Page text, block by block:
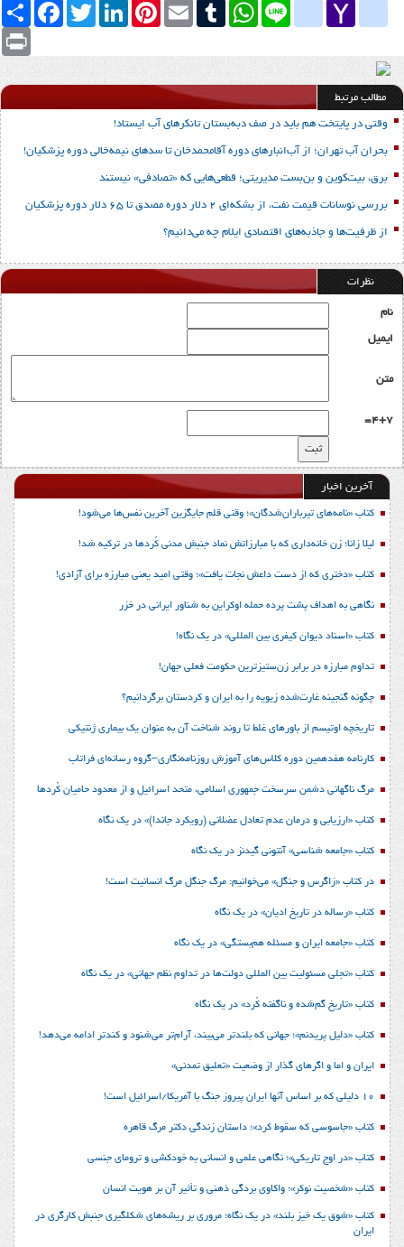
Facebook TwitterLinkedInPinterest Email TumblrWhatsApp Line
google_bookmarks
Yahoo
yahoo_messenger
Print
مطالب مرتبط
وقتی در پایتخت هم باید در صف دبه‌بستان تانکرهای آب ایستاد!
بحران آب تهران؛ از آب‌انبارهای دوره آقامحمدخان تا سدهای نیمه‌خالی دوره پزشکیان!
برق، بیت‌کوین و بن‌بست مدیریتی؛ قطعی‌هایی که «تصادفی» نیستند
بررسی نوسانات قیمت نفت، از بشکه‌ای 2 دلار دوره مصدق تا 65 دلار دوره پزشکیان
از ظرفیت‌ها و جاذبه‌های اقتصادی ایلام چه می‌دانیم؟
نظرات
نام
ایمیل
متن
4+7=
آخرین اخبار
کتاب «نامه‌های تیرباران‌شدگان»؛ وقتی قلم جایگزین آخرین نفس‌ها می‌شود!
لیلا زانا؛ زن خانه‌داری که با مبارزاتش نماد جنبش مدنی کُردها در ترکیه شد!
کتاب «دختری که از دست داعش نجات یافت»؛ وقتی امید یعنی مبارزه برای آزادی!
نگاهی به اهداف پشت پرده حمله اوکراین به شناور ایرانی در خزر
کتاب «اسناد دیوان کیفری بین المللی» در یک نگاه!
تداوم مبارزه در برابر زن‌ستیزترین حکومت فعلی جهان!
چگونه گنجینه غارت‌شده زیویه را به ایران و کردستان برگردانیم؟
تاریخچه اوتیسم از باورهای غلط تا روند شناخت آن به عنوان یک بیماری ژنتیکی
کارنامه هفدهمین دوره کلاس‌های آموزش روزنامه‌نگاری–گروه رسانه‌ای فراتاب
مرگ ناگهانی دشمن سرسخت جمهوری اسلامی، متحد اسرائیل و از معدود حامیان کُردها
کتاب «ارزیابی و درمان عدم تعادل عضلانی (رویکرد جاندا)» در یک نگاه
کتاب «جامعه شناسی» آنتونی گیدنز در یک نگاه
در کتاب «زاگرس و جنگل» می‌خوانیم: مرگ جنگل مرگ انسانیت است!
کتاب «رساله در تاریخ ادیان» در یک نگاه
کتاب «جامعه ایران و مسئله هم‌بستگی» در یک نگاه
کتاب «تجلی مسئولیت بین المللی دولت‌ها در تداوم نظم جهانی» در یک نگاه
کتاب «تاریخ گم‌شده و ناگفته کُرد» در یک نگاه
کتاب «دلیل پریدنم»؛ جهانی که بلندتر می‌بیند، آرام‌تر می‌شنود و کندتر ادامه می‌دهد!
ایران و اما و اگرهای گذار از وضعیت «تعلیق تمدنی»
10 دلیلی که بر اساس آنها ایران پیروز جنگ با آمریکا/اسرائیل است!
کتاب «جاسوسی که سقوط کرد»؛ داستان زندگی دکتر مرگ قاهره
کتاب «در اوج تاریکی»؛ نگاهی علمی و انسانی به خودکشی و ترومای جنسی
کتاب «شخصیت نوکر»؛ واکاوی بردگی ذهنی و تأثیر آن بر هویت انسان
کتاب «شوق یک خیز بلند» در یک نگاه؛ مروری بر ریشه‌های شکل‎گیری جنبش کارگری در
ایران